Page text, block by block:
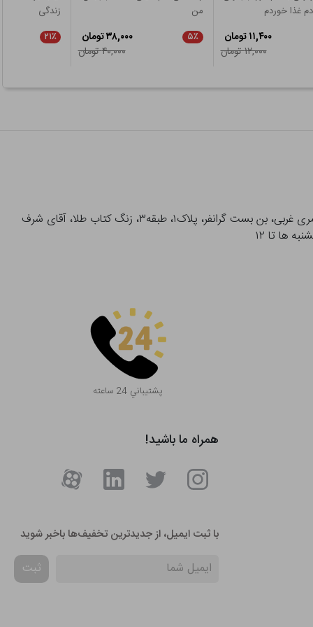
غذا خوردم
۱۱,۴۰۰ تومان
۱۲,۰۰۰ تومان
من
۵٪
۳۸,۰۰۰ تومان
۴۰,۰۰۰ تومان
زندگی
۲۱٪
آدرس تحویل حضوری سفارشات: میدان انقلاب، خیابان انقلاب، خیابان ۱۲ فروردین، خیابان شهدای ژاندارمری غربی، بن بست گرانفر، پلاک۱، طبقه۳، زنگ کتاب طلا، آقای شرف
پشتيباني 24 ساعته
همراه ما باشید!
با ثبت ایمیل، از جدید‌ترین تخفیف‌ها با‌خبر شوید
ثبت